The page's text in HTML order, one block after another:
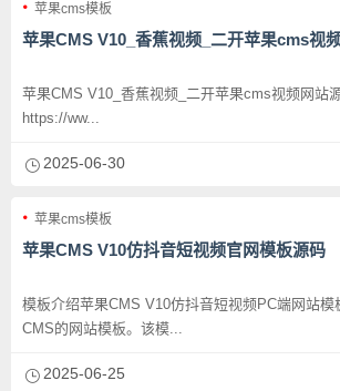
苹果cms模板
苹果CMS V10_香蕉视频_二开苹果cms视
苹果CMS V10_香蕉视频_二开苹果cms视频网站
https://ww...
2025-06-30
苹果cms模板
苹果CMS V10仿抖音短视频官网模板源码
模板介绍苹果CMS V10仿抖音短视频PC端网站模
CMS的网站模板。该模...
2025-06-25